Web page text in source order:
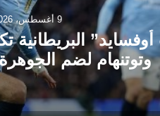
9 أغسطس، 2026
وتوتنهام لضم